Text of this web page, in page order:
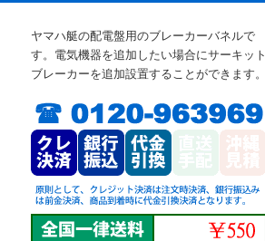
ヤマハ艇の配電盤用のブレーカーバネルで
す。電気機器を追加したい場合にサーキット
ブレーカーを追加設置することができます。